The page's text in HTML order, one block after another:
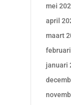
mei
april
maart
januari